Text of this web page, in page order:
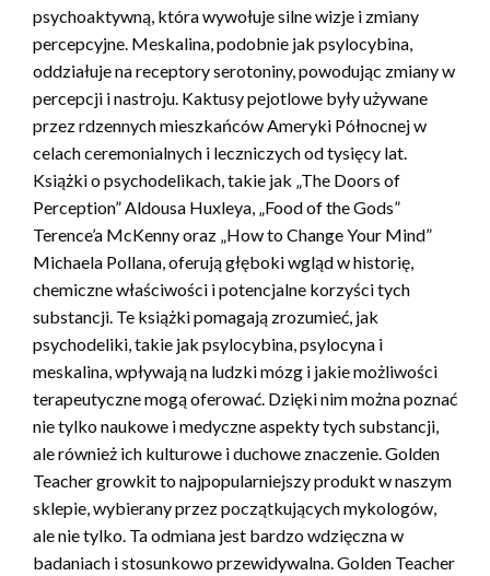
psychoaktywną, która wywołuje silne wizje i zmiany
percepcyjne. Meskalina, podobnie jak psylocybina,
oddziałuje na receptory serotoniny, powodując zmiany w
percepcji i nastroju. Kaktusy pejotlowe były używane
przez rdzennych mieszkańców Ameryki Północnej w
celach ceremonialnych i leczniczych od tysięcy lat.
Książki o psychodelikach, takie jak „The Doors of
Perception” Aldousa Huxleya, „Food of the Gods”
Terence’a McKenny oraz „How to Change Your Mind”
Michaela Pollana, oferują głęboki wgląd w historię,
chemiczne właściwości i potencjalne korzyści tych
substancji. Te książki pomagają zrozumieć, jak
psychodeliki, takie jak psylocybina, psylocyna i
meskalina, wpływają na ludzki mózg i jakie możliwości
terapeutyczne mogą oferować. Dzięki nim można poznać
nie tylko naukowe i medyczne aspekty tych substancji,
ale również ich kulturowe i duchowe znaczenie. Golden
Teacher growkit to najpopularniejszy produkt w naszym
sklepie, wybierany przez początkujących mykologów,
ale nie tylko. Ta odmiana jest bardzo wdzięczna w
badaniach i stosunkowo przewidywalna. Golden Teacher